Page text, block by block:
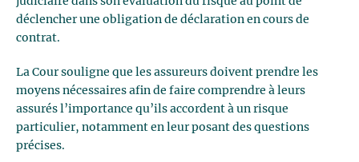
déclencher une obligation de déclaration en cours de
contrat.
La Cour souligne que les assureurs doivent prendre les
moyens nécessaires afin de faire comprendre à leurs
assurés l’importance qu’ils accordent à un risque
particulier, notamment en leur posant des questions
précises.